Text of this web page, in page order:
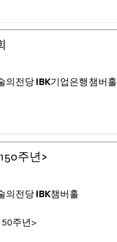
의전당 IBK기업은행챔버홀
주년>
의전당 IBK챔버홀
주년>